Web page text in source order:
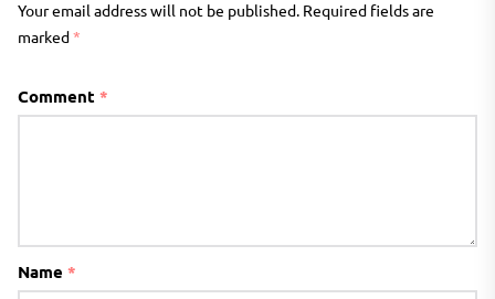
Your email address will not be published. Required fields are
marked*
Comment *
Name *